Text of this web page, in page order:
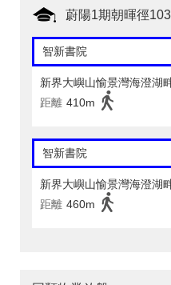
蔚陽1期朝暉徑
智新書院
新界大嶼山愉景灣海澄湖
距離 410m
智新書院
新界大嶼山愉景灣海澄湖
距離 460m